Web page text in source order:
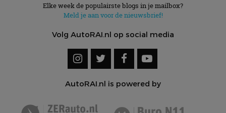
Elke week de populairste blogs in je mailbox?
Meld je aan voor de nieuwsbrief!
Volg AutoRAI.nl op social media
AutoRAI.nl is powered by